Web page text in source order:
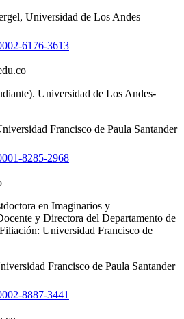
Universidad de Los Andes
6176-3613
Universidad de Los Andes-
Francisco de Paula Santander
8285-2968
en Imaginarios y
y Directora del Departamento de
Universidad Francisco de
Francisco de Paula Santander
8887-3441